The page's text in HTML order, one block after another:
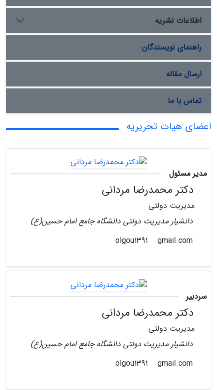
اطلاعات نشریه
راهنمای نویسندگان
ارسال مقاله
تماس با ما
اعضای هیات تحریریه
مدیر مسئول
دکتر محمدرضا مردانی
مدیریت دولتی
دانشیار مدیریت دولتی دانشگاه جامع امام حسین(ع)
gmail.com
سردبیر
دکتر محمدرضا مردانی
مدیریت دولتی
دانشیار مدیریت دولتی دانشگاه جامع امام حسین(ع)
gmail.com